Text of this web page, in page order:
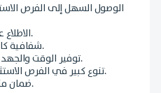
الوصول السهل إلى الفرص
الاطلاع على معلومات دقيقة ومحدثة.
شفافية كاملة في الإجراءات والمنافسة.
توفير الوقت والجهد من خلال التعاملات الإلكترونية.
تنوع كبير في الفرص الاستثمارية قصيرة وطويلة المدى.
ضمان منافسة عادلة بين المستثمرين.